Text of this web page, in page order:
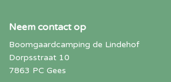
Neem contact op
Boomgaardcamping de Lindehof
Dorpsstraat 10
7863 PC Gees